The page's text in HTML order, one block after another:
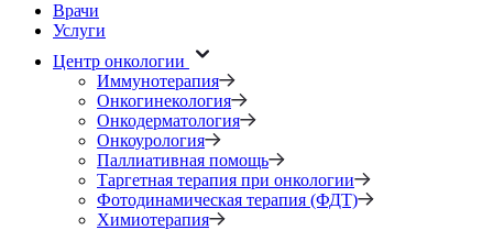
Врачи
Услуги
Центр онкологии
Иммунотерапия
Онкогинекология
Онкодерматология
Онкоурология
Паллиативная помощь
Таргетная терапия при онкологии
Фотодинамическая терапия (ФДТ)
Химиотерапия